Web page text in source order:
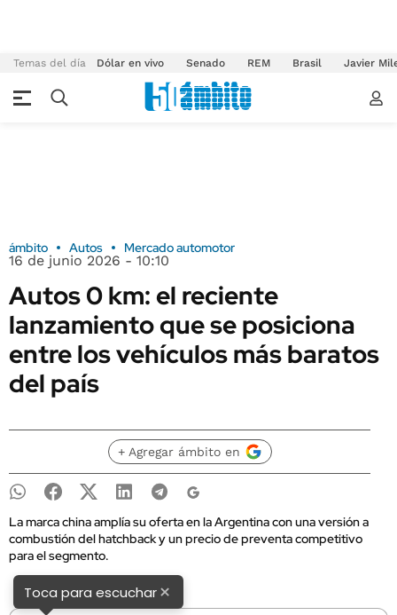
Temas del día Dólar en vivo Senado REM Brasil Javier
ámbito Autos Mercado automotor
16 de junio 2026 - 10:10
Autos 0 km: el reciente
lanzamiento que se posiciona
entre los vehículos más baratos
del país
+ Agregar ámbito en
La marca china amplía su oferta en la Argentina con una versión a
combustión del hatchback y un precio de preventa competitivo
para el segmento.
Toca para escuchar×